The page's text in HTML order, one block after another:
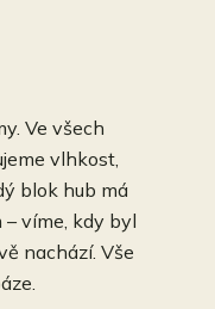
Ve všech
vlhkost,
blok hub má
– víme, kdy byl
nachází. Vše